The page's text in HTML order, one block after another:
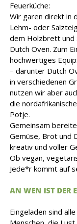
Feuerküche:
Wir garen direkt in
Lehm- oder
dem Holzbrett und
Dutch Oven. Zum
hochwertiges
– darunter Dutch
in verschiedenen
nutzen wir aber
die
Potje.
Gemeinsam
Gemüse, Brot und
kreativ und voller
Ob vegan,
Jede*r kommt auf
AN WEN IST DER
Eingeladen sind